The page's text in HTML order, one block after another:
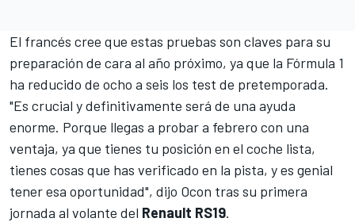
El francés cree que estas pruebas son claves para su
preparación de cara al año próximo, ya que la Fórmula 1
ha reducido de ocho a seis los test de pretemporada.
"Es crucial y definitivamente será de una ayuda
enorme. Porque llegas a probar a febrero con una
ventaja, ya que tienes tu posición en el coche lista,
tienes cosas que has verificado en la pista, y es genial
tener esa oportunidad", dijo Ocon tras su primera
jornada al volante del Renault RS19.